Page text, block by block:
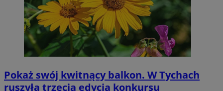
Pokaż swój kwitnący balkon. W Tychach
ruszyła trzecia edycja konkursu